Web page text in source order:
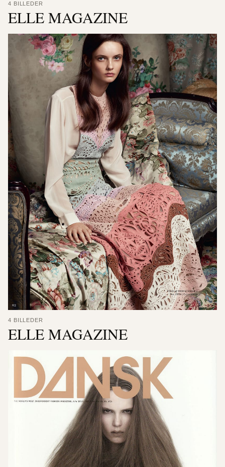
4 BILLEDER
ELLE MAGAZINE
4 BILLEDER
ELLE MAGAZINE